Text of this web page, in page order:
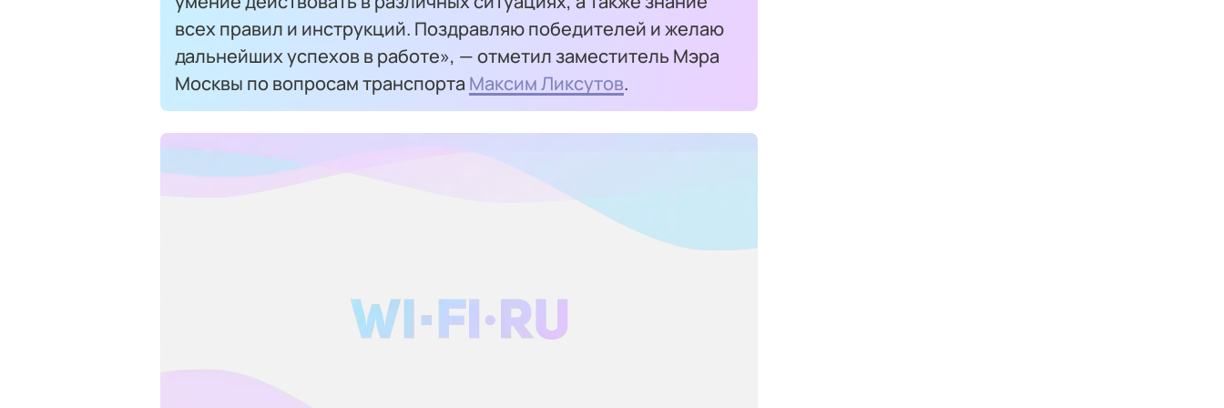
всех правил и инструкций. Поздравляю победителей и желаю
дальнейших успехов в работе», — отметил заместитель Мэра
Москвы по вопросам транспорта Максим Ликсутов.